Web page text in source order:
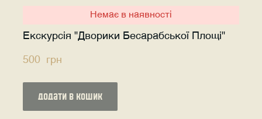
Немає в наявності
Екскурсія "Дворики Бесарабської Площі"
500  грн
додати в кошик